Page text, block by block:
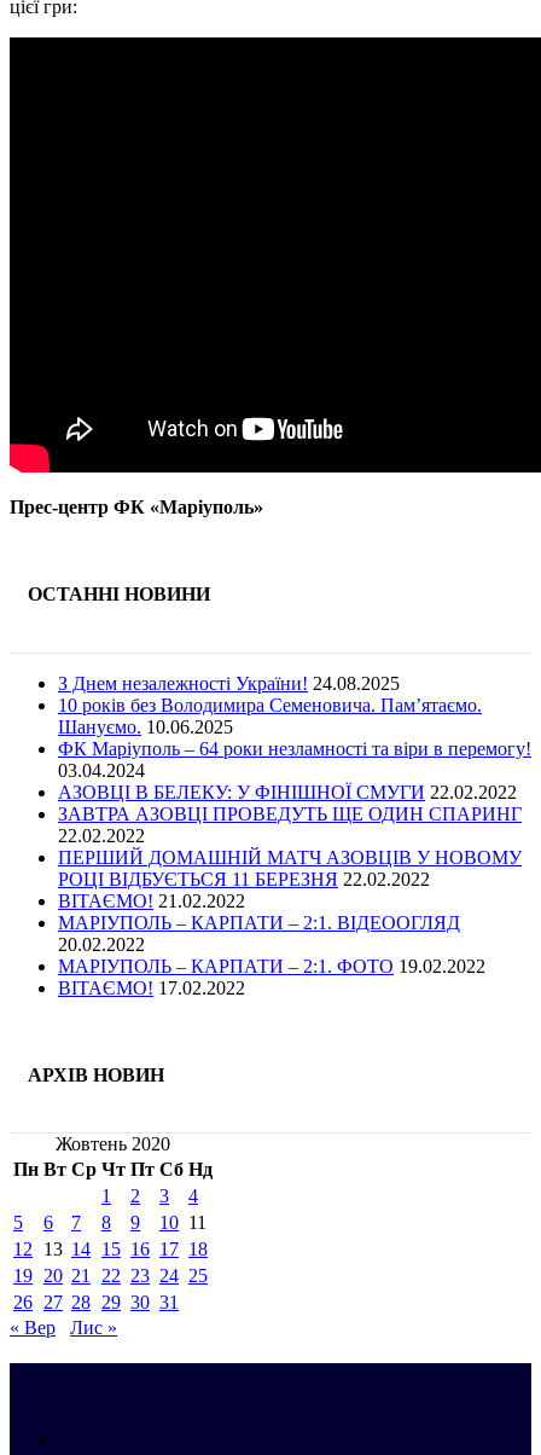
цієї гри:
Прес-центр ФК «Маріуполь»
ОСТАННІ НОВИНИ
З Днем незалежності України! 24.08.2025
10 років без Володимира Семеновича. Пам’ятаємо.
Шануємо. 10.06.2025
ФК Маріуполь – 64 роки незламності та віри в перемогу!
03.04.2024
АЗОВЦІ В БЕЛЕКУ: У ФІНІШНОЇ СМУГИ 22.02.2022
ЗАВТРА АЗОВЦІ ПРОВЕДУТЬ ЩЕ ОДИН СПАРИНГ
22.02.2022
ПЕРШИЙ ДОМАШНІЙ МАТЧ АЗОВЦІВ У НОВОМУ
РОЦІ ВІДБУЄТЬСЯ 11 БЕРЕЗНЯ 22.02.2022
ВІТАЄМО! 21.02.2022
МАРІУПОЛЬ – КАРПАТИ – 2:1. ВІДЕООГЛЯД
20.02.2022
МАРІУПОЛЬ – КАРПАТИ – 2:1. ФОТО 19.02.2022
ВІТАЄМО! 17.02.2022
АРХІВ НОВИН
Жовтень 2020
Пн Вт Ср Чт Пт Сб Нд
1
2 3
4
5
6 7 8 9 10 11
12
13 14 15 16 17 18
19 20 21 22 23 24 25
26 27 28 29 30 31
« Вер
Лис »